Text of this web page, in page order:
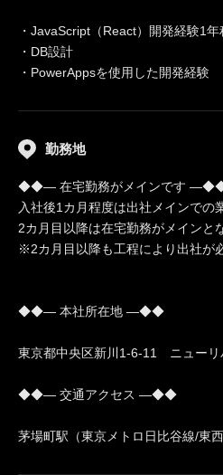
・JavaScript（React）開発経験1年
・DB設計
・PowerAppsを使用した開発経験
勤務地
◆◆― 在宅勤務がメインです
入社後1カ月程度は出社メインでの
2カ月目以降は在宅勤務がメインと
※2カ月目以降も工程により出社が
◆◆― 本社所在地 ―◆◆
東京都中央区新川1-6-11 ニューリ
◆◆― 交通アクセス ―◆◆
茅場町駅（東京メトロ日比谷線/東